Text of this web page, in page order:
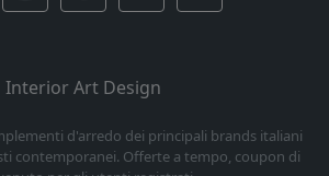
Interior Art Design
d'arredo dei principali brands italiani
contemporanei. Offerte a tempo, coupon di